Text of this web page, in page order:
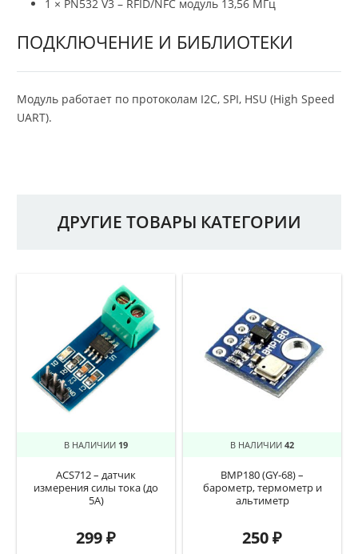
1 × PN532 V3 – RFID/NFC модуль 13,56 МГц
ПОДКЛЮЧЕНИЕ И БИБЛИОТЕКИ
Модуль работает по протоколам I2C, SPI, HSU (High Speed
UART).
ДРУГИЕ ТОВАРЫ КАТЕГОРИИ
В НАЛИЧИИ 19
ACS712 – датчик
измерения силы тока (до
5А)
299₽
В НАЛИЧИИ 42
BMP180 (GY-68) –
барометр, термометр и
альтиметр
250₽